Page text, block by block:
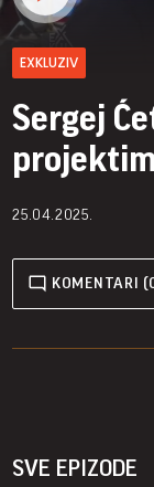
EXKLUZIV
Sergej
25.04.2025.
KOMENTARI
SVE EPIZODE